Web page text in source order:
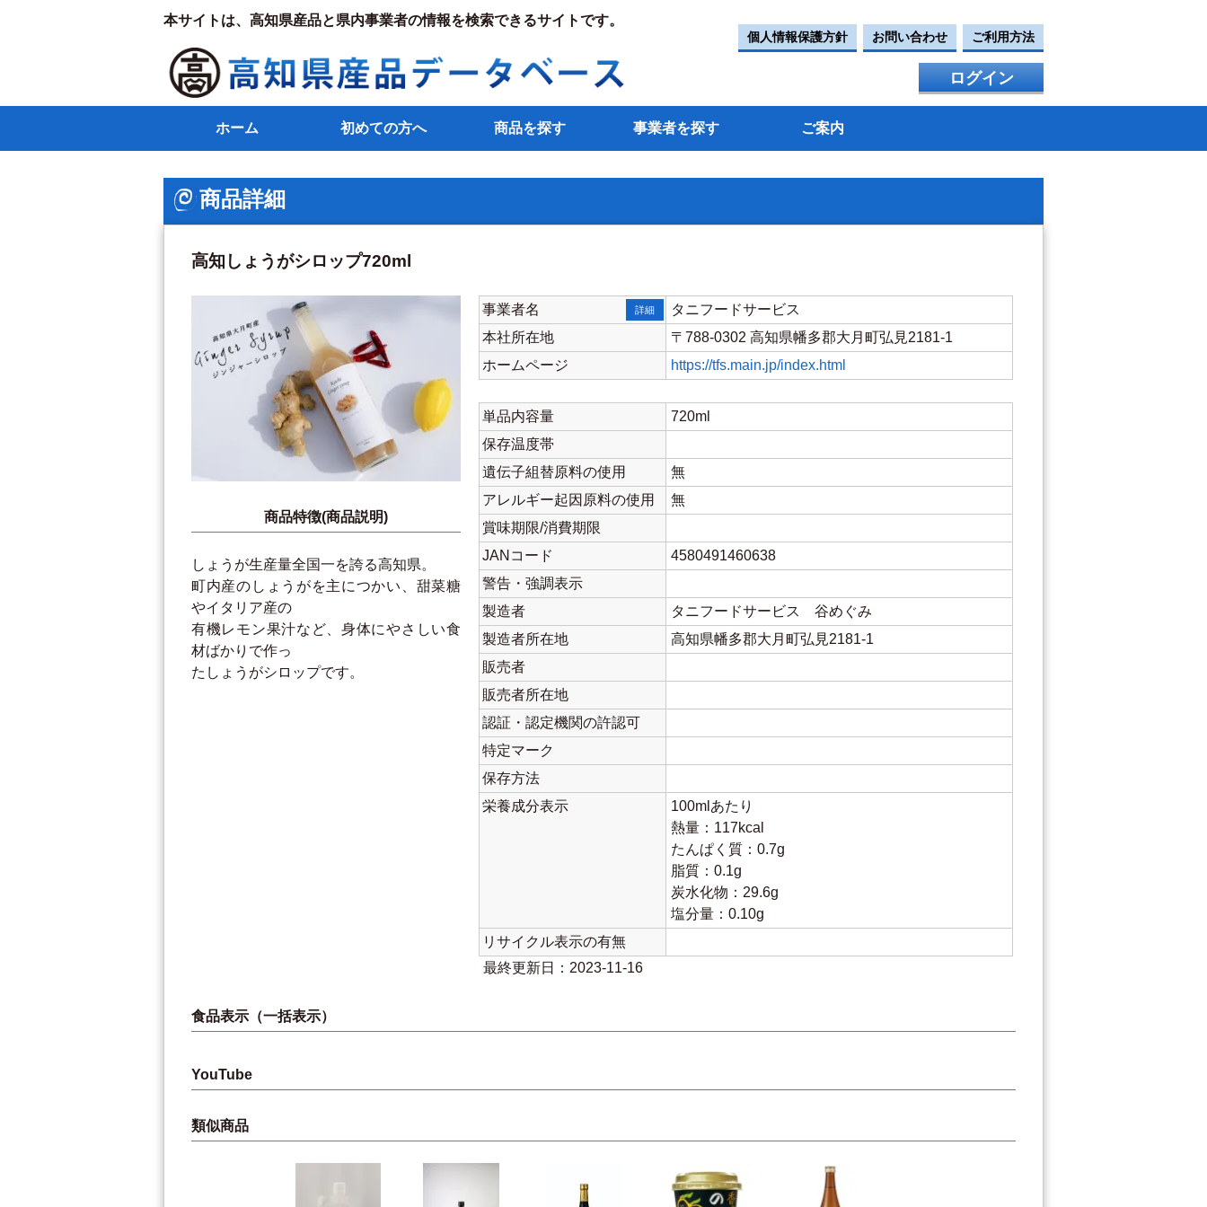
本サイトは、高知県産品と県内事業者の情報を検索できるサイトです。
個人情報保護方針 お問い合わせ ご利用方法
ログイン
ホーム 初めての方へ 商品を探す 事業者を探す ご案内
商品詳細
高知しょうがシロップ720ml
商品特徴(商品説明)
しょうが生産量全国一を誇る高知県。
町内産のしょうがを主につかい、甜菜糖
やイタリア産の
有機レモン果汁など、身体にやさしい食
材ばかりで作っ
たしょうがシロップです。
事業者名 詳細
タニフードサービス
本社所在地
〒788-0302 高知県幡多郡大月町弘見2181-1
ホームページ
https://tfs.main.jp/index.html
単品内容量
720ml
保存温度帯
遺伝子組替原料の使用
無
アレルギー起因原料の使用
無
賞味期限/消費期限
JANコード
4580491460638
警告・強調表示
製造者
タニフードサービス 谷めぐみ
製造者所在地
高知県幡多郡大月町弘見2181-1
販売者
販売者所在地
認証・認定機関の許認可
特定マーク
保存方法
栄養成分表示
100mlあたり
熱量：117kcal
たんぱく質：0.7g
脂質：0.1g
炭水化物：29.6g
塩分量：0.10g
リサイクル表示の有無
最終更新日：2023-11-16
食品表示（一括表示）
YouTube
類似商品